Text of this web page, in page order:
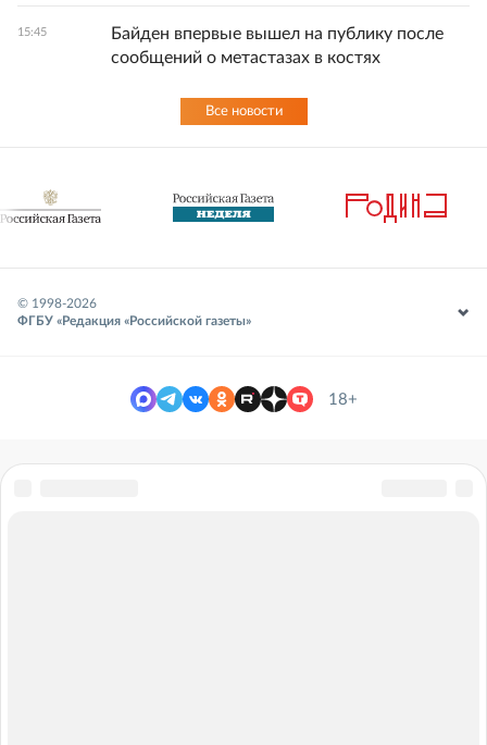
15:45
Байден впервые вышел на публику после
сообщений о метастазах в костях
Все новости
© 1998-2026
ФГБУ «Редакция «Российской газеты»
18+